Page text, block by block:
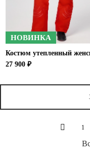
НОВИНКА
Костюм утепленный
27 900 ₽
1